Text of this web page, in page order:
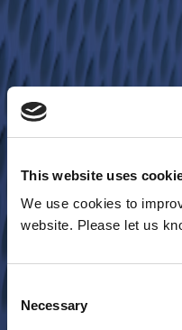
This website uses
We use cookies to
website. Please let us
Selection
Necessary